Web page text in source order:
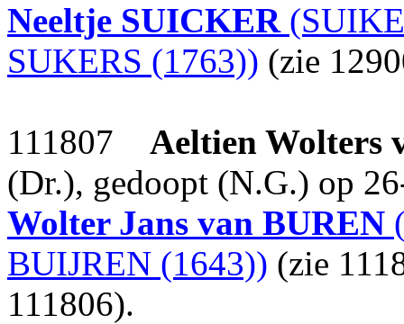
Neeltje SUICKER
SUKERS (1763)) (zie
111807 Aeltien Wolters
(Dr.), gedoopt (N.G.) op
Wolter Jans van BUREN
BUIJREN (1643)) (zie
111806).